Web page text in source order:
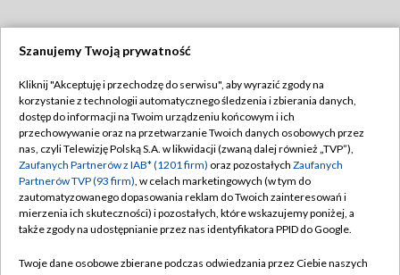
TVP
Abonament TVP
Emisja w TVP
Centrum informacji TVP
Naziemna Telewizja Cyfrowa
Regulamin TVP
Polityka prywatności
Moje zgody
Pomoc
Szanujemy Twoją prywatność
Kliknij "Akceptuję i przechodzę do serwisu", aby wyrazić zgody na
korzystanie z technologii automatycznego śledzenia i zbierania danych,
dostęp do informacji na Twoim urządzeniu końcowym i ich
przechowywanie oraz na przetwarzanie Twoich danych osobowych przez
nas, czyli Telewizję Polską S.A. w likwidacji (zwaną dalej również „TVP”),
Zaufanych Partnerów z IAB* (1201 firm) oraz pozostałych Zaufanych
Partnerów TVP (93 firm), w celach marketingowych (w tym do
zautomatyzowanego dopasowania reklam do Twoich zainteresowań i
mierzenia ich skuteczności) i pozostałych, które wskazujemy poniżej, a
także zgody na udostępnianie przez nas identyfikatora PPID do Google.
Twoje dane osobowe zbierane podczas odwiedzania przez Ciebie naszych